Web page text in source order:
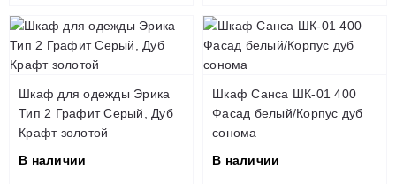
Шкаф для одежды Эрика
Тип 2 Графит Серый, Дуб
Крафт золотой
В наличии
Шкаф Санса ШК-01 400
Фасад белый/Корпус дуб
сонома
В наличии